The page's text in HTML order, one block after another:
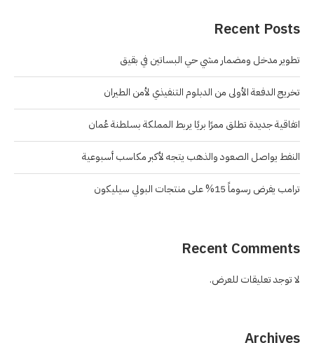
Recent Posts
تطوير مدخل ومضمار مشي حي البساتين في بقيق
تخريج الدفعة الأولى من الدبلوم التنفيذي لأمن الطيران
اتفاقية جديدة تطلق ممرًا بريًا يربط المملكة بسلطنة عُمان
النفط يواصل الصعود والذهب يتجه لأكبر مكاسب أسبوعية
ترامب يفرض رسوماً 15% على منتجات البولي سيليكون
Recent Comments
لا توجد تعليقات للعرض.
Archives